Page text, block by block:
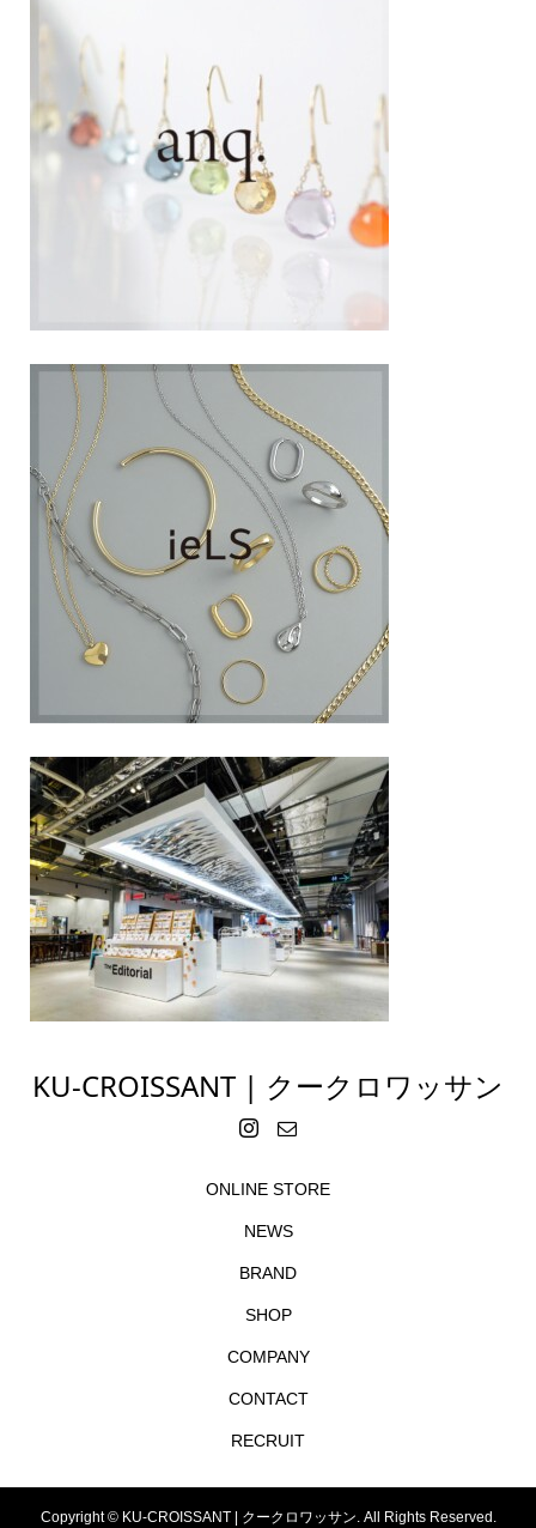
KU-CROISSANT | クークロワッサン
ONLINE STORE
NEWS
BRAND
SHOP
COMPANY
CONTACT
RECRUIT
Copyright ©KU-CROISSANT | クークロワッサン. All Rights Reserved.